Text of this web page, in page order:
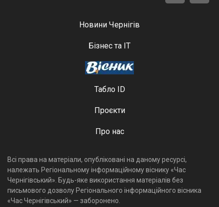
Новини Чернігів
Бізнес та ІТ
Табло ID
Проєкти
Про нас
Всі права на матеріали, опубліковані на даному ресурсі,
належать Регіональному інформаційному віснику «Час
Чернігівський». Будь-яке використання матеріалів без
письмового дозволу Регіонального інформаційного вісника
«Час Чернігівський» — заборонено.